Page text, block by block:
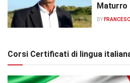
Maturro
BY
Corsi Certificati di lingua